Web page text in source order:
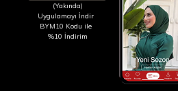
(Yakında)
Uygulamayı İndir
BYM10 Kodu ile
%10 İndirim